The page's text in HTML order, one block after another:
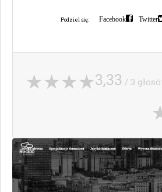
Podziel się: Facebook Twitter
3,33 / 3